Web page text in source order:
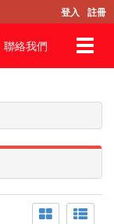
登入 註冊
聯絡我們